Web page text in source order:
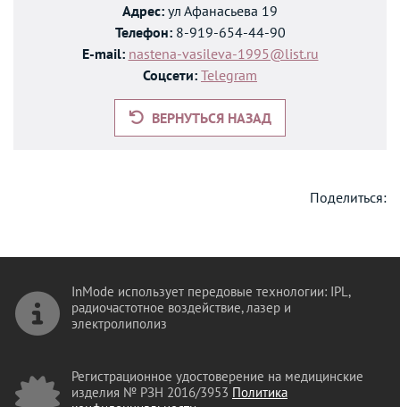
Адрес: ул Афанасьева 19
Телефон:8-919-654-44-90
E-mail: nastena-vasileva-1995@list.ru
Соцсети: Telegram
ВЕРНУТЬСЯ НАЗАД
Поделиться:
InMode использует передовые технологии: IPL,
радиочастотное воздействие, лазер и
электролиполиз
Регистрационное удостоверение на медицинские
изделия № РЗН 2016/3953 Политика